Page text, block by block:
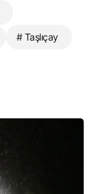
# Taşlıçay